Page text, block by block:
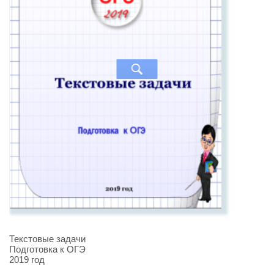
Текстовые задачи
Подготовка к ОГЭ
2019 год